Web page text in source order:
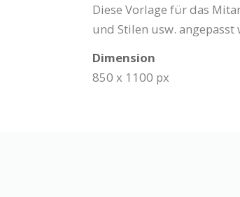
Diese Vorlage für das
und Stilen usw. angepasst
Dimension
850 x 1100 px